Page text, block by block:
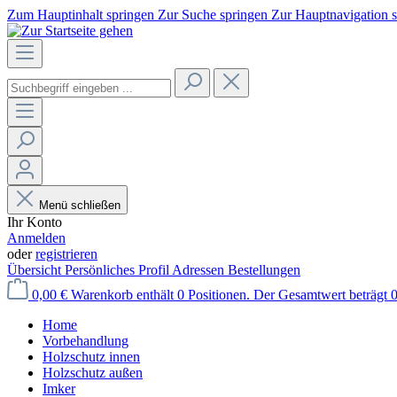
Zum Hauptinhalt springen Zur Suche springen Zur Hauptnavigation
Menü schließen
Ihr Konto
Anmelden
oderregistrieren
Übersicht Persönliches Profil Adressen Bestellungen
0,00 € Warenkorb enthält 0 Positionen. Der Gesamtwert beträgt
Home
Vorbehandlung
Holzschutz innen
Holzschutz außen
Imker